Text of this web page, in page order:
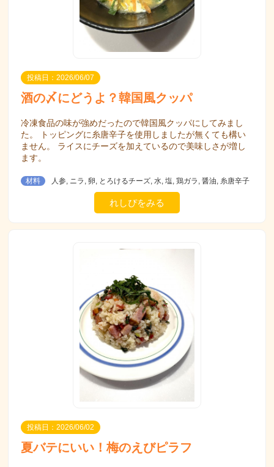
投稿日：2026/06/07
酒の〆にどうよ？韓国風クッパ
冷凍食品の味が強めだったので韓国風クッパにしてみまし
た。 トッピングに糸唐辛子を使用しましたが無くても構い
ません。 ライスにチーズを加えているので美味しさが増し
ます。
材料 人参, ニラ, 卵, とろけるチーズ, 水, 塩, 鶏ガラ, 醤油, 糸唐辛子
れしぴをみる
投稿日：2026/06/02
夏バテにいい！梅のえびピラフ